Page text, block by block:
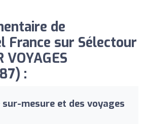
de
France sur Sélectour
VOYAGES
:
sur-mesure et des voyages